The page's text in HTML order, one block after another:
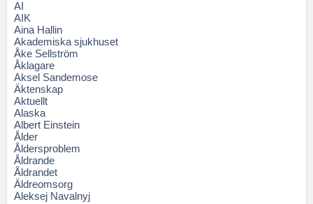
AI
AIK
Aina Hallin
Akademiska sjukhuset
Åke Sellström
Åklagare
Aksel Sandemose
Äktenskap
Aktuellt
Alaska
Albert Einstein
Ålder
Åldersproblem
Åldrande
Åldrandet
Äldreomsorg
Aleksej Navalnyj